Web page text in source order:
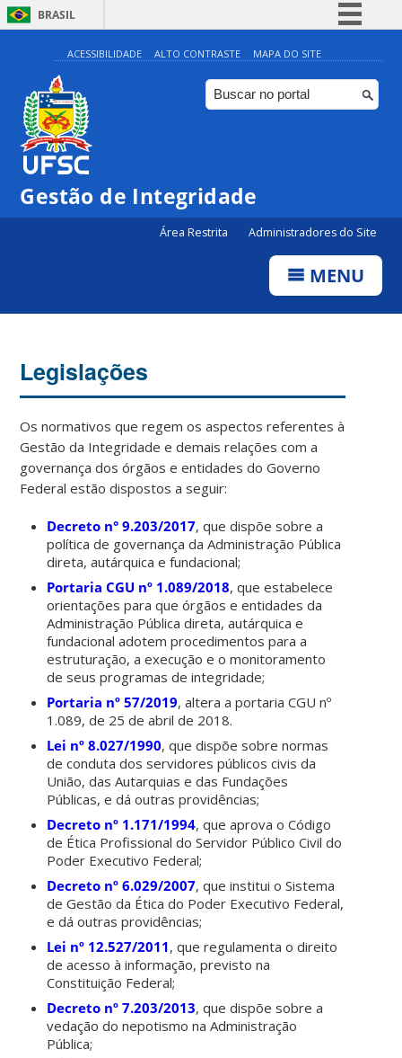
BRASIL
Simplifique!
Comunica BR
Participe
ACESSIBILIDADE ALTO CONTRASTE MAPA DO SITE
Gestão de Integridade
Área Restrita Administradores do Site
MENU
Legislações
Os normativos que regem os aspectos referentes à
Gestão da Integridade e demais relações com a
governança dos órgãos e entidades do Governo
Federal estão dispostos a seguir:
Decreto n° 9.203/2017, que dispõe sobre a
política de governança da Administração Pública
direta, autárquica e fundacional;
Portaria CGU nº 1.089/2018, que estabelece
orientações para que órgãos e entidades da
Administração Pública direta, autárquica e
fundacional adotem procedimentos para a
estruturação, a execução e o monitoramento
de seus programas de integridade;
Portaria nº 57/2019, altera a portaria CGU nº
1.089, de 25 de abril de 2018.
Lei nº 8.027/1990, que dispõe sobre normas
de conduta dos servidores públicos civis da
União, das Autarquias e das Fundações
Públicas, e dá outras providências;
Decreto nº 1.171/1994, que aprova o Código
de Ética Profissional do Servidor Público Civil do
Poder Executivo Federal;
Decreto nº 6.029/2007, que institui o Sistema
de Gestão da Ética do Poder Executivo Federal,
e dá outras providências;
Lei nº 12.527/2011, que regulamenta o direito
de acesso à informação, previsto na
Constituição Federal;
Decreto nº 7.203/2013, que dispõe sobre a
vedação do nepotismo na Administração
Pública;